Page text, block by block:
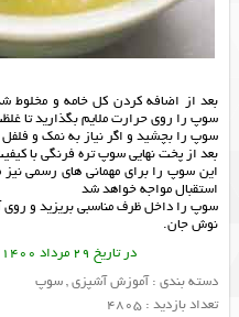
سوپ را روی حرارت ملایم بگذارید تا
سوپ را بچشید و اگر نیاز به نمک و فلفل
بعد از پخت نهایی سوپ تره فرنگی با
این سوپ را برای مهمانی های رسمی
استقبال مواجه خواهد شد
سوپ را داخل ظرف مناسبی بریزید و روی
نوش جان.
در تاریخ 29 مرداد 1400 این مطلب نوشته شده است.
دسته بندی :آموزش آشپزی,سوپ
تعداد بازدید : 4805